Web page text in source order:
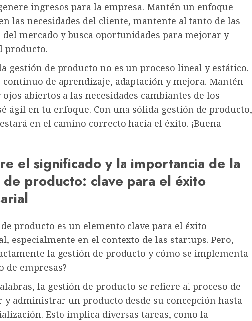
ingresos para la empresa. Mantén un enfoque
las necesidades del cliente, mantente al tanto de las
del mercado y busca oportunidades para mejorar y
producto.
gestión de producto no es un proceso lineal y estático.
continuo de aprendizaje, adaptación y mejora. Mantén
abiertos a las necesidades cambiantes de los
ágil en tu enfoque. Con una sólida gestión de producto,
en el camino correcto hacia el éxito. ¡Buena
el significado y la importancia de la
producto: clave para el éxito
producto es un elemento clave para el éxito
especialmente en el contexto de las startups. Pero,
la gestión de producto y cómo se implementa
de empresas?
la gestión de producto se refiere al proceso de
y administrar un producto desde su concepción hasta
Esto implica diversas tareas, como la